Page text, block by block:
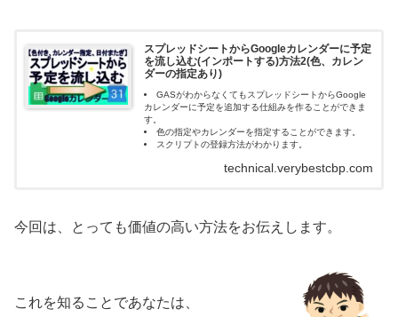
スプレッドシートからGoogleカレンダーに予定
を流し込む(インポートする)方法2(色、カレン
ダーの指定あり)
GASがわからなくてもスプレッドシートからGoogle
カレンダーに予定を追加する仕組みを作ることができま
す。
色の指定やカレンダーを指定することができます。
スクリプトの登録方法がわかります。
technical.verybestcbp.com
今回は、とっても価値の高い方法をお伝えします。
これを知ることであなたは、